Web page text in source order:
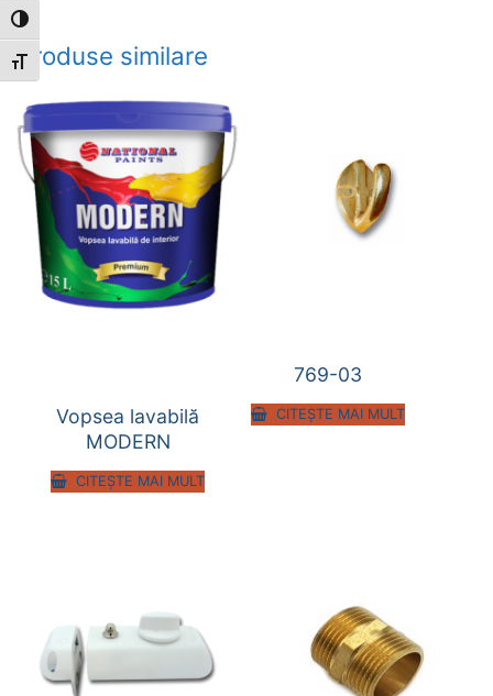
Toggle High Contrast
Toggle Font size
Produse similare
Vopsea lavabilă
MODERN
CITEȘTE MAI MULT
769-03
CITEȘTE MAI MULT